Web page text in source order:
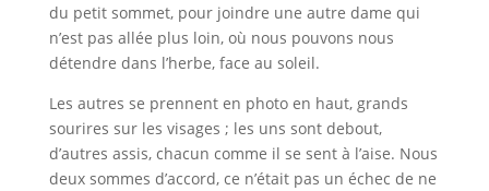
du petit sommet, pour joindre une autre dame qui
n’est pas allée plus loin, où nous pouvons nous
détendre dans l’herbe, face au soleil.
Les autres se prennent en photo en haut, grands
sourires sur les visages ; les uns sont debout,
d’autres assis, chacun comme il se sent à l’aise. Nous
deux sommes d’accord, ce n’était pas un échec de ne